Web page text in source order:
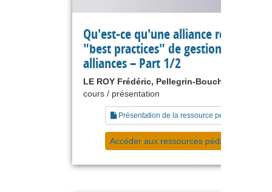
Qu'est-ce qu'une alliance réussie :
"best practices" de gestion des
alliances – Part 1/2
LE ROY Frédéric, Pellegrin-Boucher Estelle
cours / présentation
Présentation de la ressource pédagogique
Accéder aux ressources pédagogiques